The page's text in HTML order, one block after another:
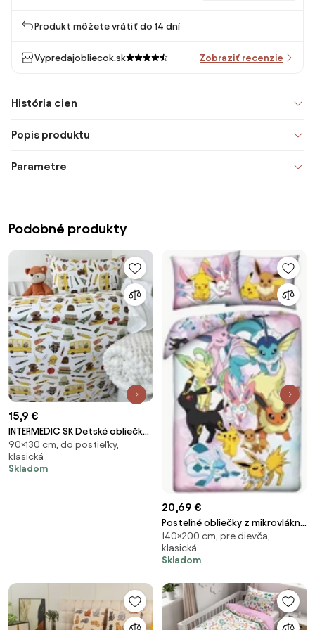
Produkt môžete vrátiť do 14 dní
Vypredajobliecok.sk Zobraziť recenzie
História cien
Popis produktu
Parametre
Podobné produkty
15,9 €
INTERMEDIC SK Detské obliečky
Škôlka 90x130 / 45x65 cm – 100
% bavlna, zips
90×130 cm, do postieľky,
klasická
Skladom
20,69 €
Posteľné obliečky z mikrovlákna
Pokémoni - motív Pikachu a
Eeveelutions - 70x90 cm +
140x200 cm
140×200 cm, pre dievča,
klasická
Skladom